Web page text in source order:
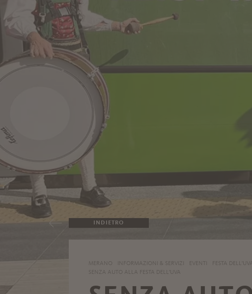
INDIETRO
MERANO INFORMAZIONI & SERVIZI EVENTI
FESTA
SENZA AUTO ALLA FESTA DELL'UVA